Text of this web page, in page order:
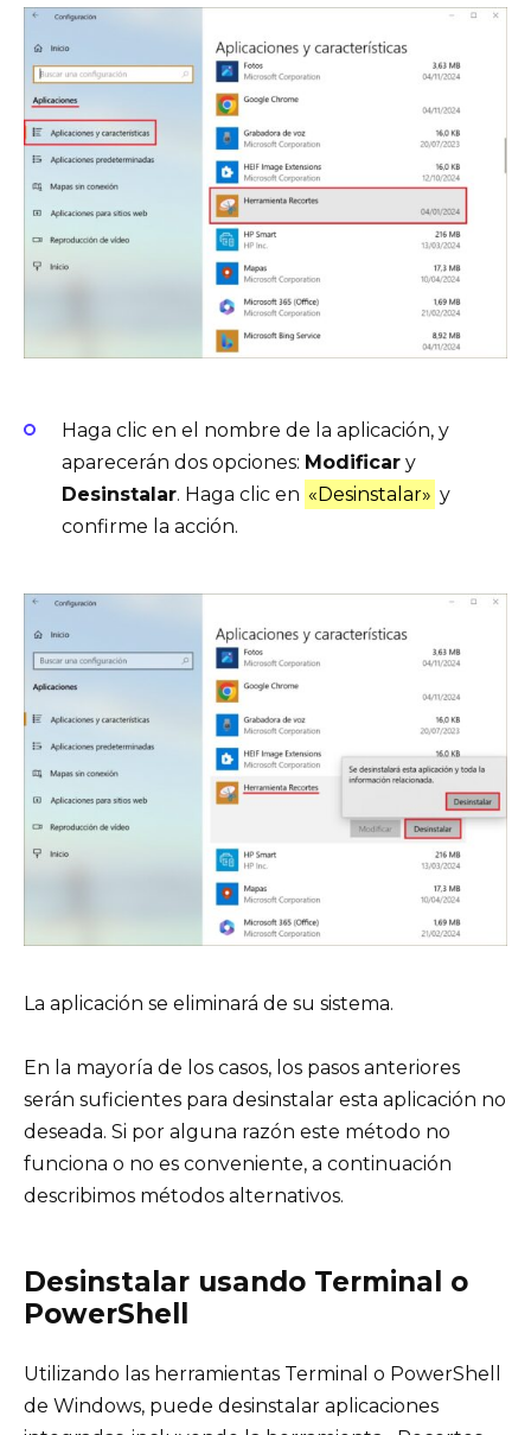
Haga clic en el nombre de la aplicación, y
aparecerán dos opciones: Modificar y
Desinstalar. Haga clic en «Desinstalar» y
confirme la acción.
La aplicación se eliminará de su sistema.
En la mayoría de los casos, los pasos anteriores
serán suficientes para desinstalar esta aplicación no
deseada. Si por alguna razón este método no
funciona o no es conveniente, a continuación
describimos métodos alternativos.
Desinstalar usando Terminal o
PowerShell
Utilizando las herramientas Terminal o PowerShell
de Windows, puede desinstalar aplicaciones